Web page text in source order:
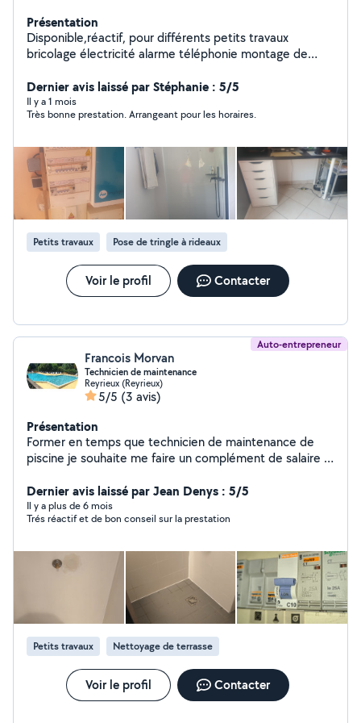
Présentation
Disponible,réactif, pour différents petits travaux
bricolage électricité alarme téléphonie montage de
Dernier avis laissé par Stéphanie : 5/5
Il y a 1 mois
Très bonne prestation. Arrangeant pour les horaires.
Petits travaux Pose de tringle à rideaux
Voir le profil Contacter
Auto-entrepreneur
Francois Morvan
Technicien de maintenance
Reyrieux (Reyrieux)
5/5 (3 avis)
Présentation
Former en temps que technicien de maintenance de
piscine je souhaite me faire un complément de salaire le
Lyon en tant que technicien de maintenance. Je suis
technicien dans des hôtels et camping pour gérer les
piscines l'entretien dépannage et travailler pour des
permis de : Avec montage de meuble Électricité
(habilitation électrique) Plomberie Piscine Cvc
Dernier avis laissé par Jean Denys : 5/5
Il y a plus de 6 mois
Trés réactif et de bon conseil sur la prestation
Petits travaux Nettoyage de terrasse
Voir le profil Contacter